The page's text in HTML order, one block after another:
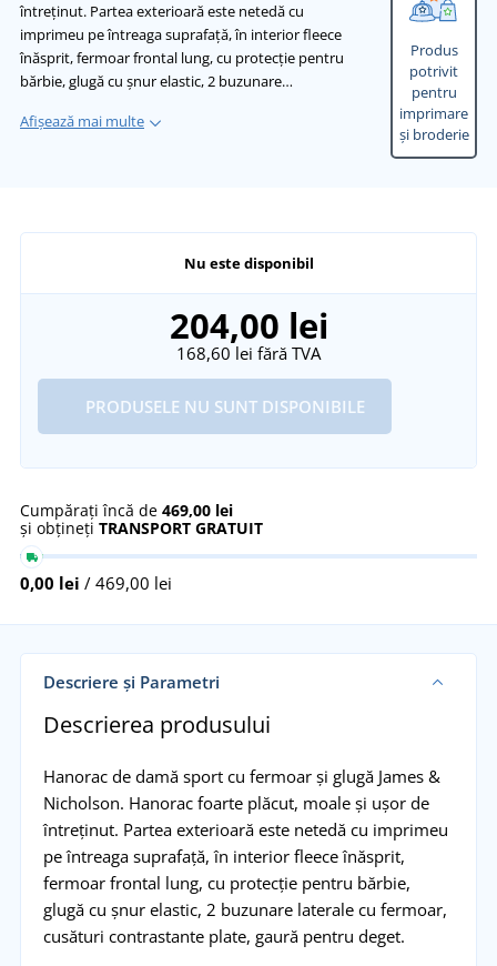
întreținut. Partea exterioară este netedă cu
imprimeu pe întreaga suprafață, în interior fleece
înăsprit, fermoar frontal lung, cu protecție pentru
bărbie, glugă cu șnur elastic, 2 buzunare…
Afișează mai multe
Produs
potrivit
pentru
imprimare
și broderie
Nu este disponibil
204,00 lei
168,60 lei fără TVA
PRODUSELE NU SUNT DISPONIBILE
Cumpărați încă de 469,00 lei
și obțineți TRANSPORT GRATUIT
0,00 lei / 469,00 lei
Descriere și Parametri
Descrierea produsului
Hanorac de damă sport cu fermoar și glugă James &
Nicholson. Hanorac foarte plăcut, moale și ușor de
întreținut. Partea exterioară este netedă cu imprimeu
pe întreaga suprafață, în interior fleece înăsprit,
fermoar frontal lung, cu protecție pentru bărbie,
glugă cu șnur elastic, 2 buzunare laterale cu fermoar,
cusături contrastante plate, gaură pentru deget.